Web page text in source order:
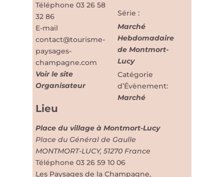
Série :
Marché
Hebdomadaire
de Montmort-
Lucy
Catégorie
d’Évènement:
Marché
Lieu
Place du village à Montmort-Lucy
Place du Général de Gaulle
MONTMORT-LUCY, 51270 France
Téléphone 03 26 59 10 06
Les Paysages de la Champagne,
Téléphone03 26 58
32 86
E-mail
contact@tourisme-
paysages-
champagne.com
Voir le site
Organisateur